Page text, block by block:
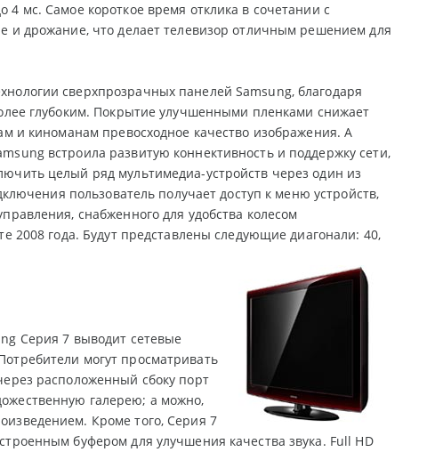
мс. Самое короткое время отклика в сочетании с
и дрожание, что делает телевизор отличным решением для
сверхпрозрачных панелей Samsung, благодаря
глубоким. Покрытие улучшенными пленками снижает
и киноманам превосходное качество изображения. А
встроила развитую коннективность и поддержку сети,
целый ряд мультимедиа-устройств через один из
пользователь получает доступ к меню устройств,
снабженного для удобства колесом
года. Будут представлены следующие диагонали: 40,
Серия 7 выводит сетевые
могут просматривать
расположенный сбоку порт
галерею; а можно,
Кроме того, Серия 7
буфером для улучшения качества звука. Full HD